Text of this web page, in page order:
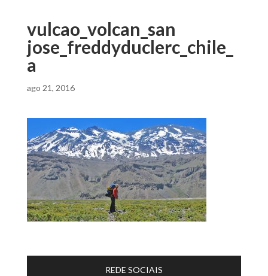
vulcao_volcan_san
jose_freddyduclerc_chile_
a
ago 21, 2016
REDE SOCIAIS